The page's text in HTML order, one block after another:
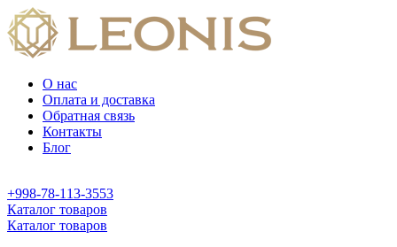
О нас
Оплата и доставка
Обратная связь
Контакты
Блог
+998-78-113-3553
Каталог товаров
Каталог товаров